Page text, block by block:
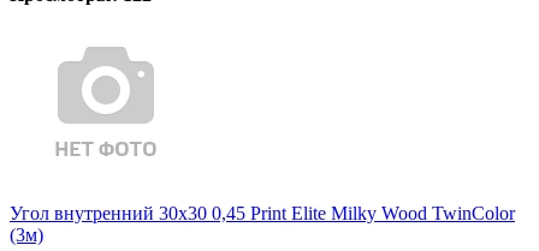
Угол внутренний 30х30 0,45 Print Elite Milky Wood TwinColor
(3м)